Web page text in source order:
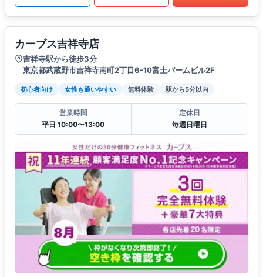
カーブス吉祥寺店
吉祥寺駅から徒歩3分
東京都武蔵野市吉祥寺南町2丁目6-10富士パームビル2F
初心者向け 女性も通いやすい 無料体験 駅から5分以内
営業時間
平日 10:00〜13:00
定休日
毎週日曜日